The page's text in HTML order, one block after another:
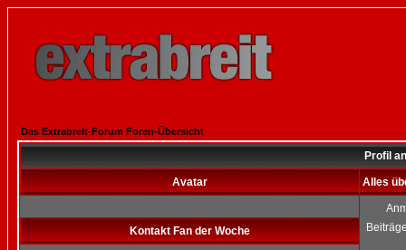
Das Extrabreit-Forum Foren-Übersicht
Profil
Avatar Alles
Kontakt Fan der Woche